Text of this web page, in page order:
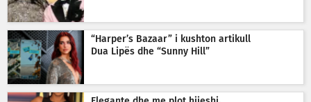
“Harper’s Bazaar” i kushton artikull
Dua Lipës dhe “Sunny Hill”